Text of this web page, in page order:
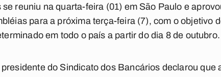
reuniu na quarta-feira (01) em São Paulo e
para a próxima terça-feira (7), com o objetivo
em todo o país a partir do dia 8 de outubro.
do Sindicato dos Bancários declarou que